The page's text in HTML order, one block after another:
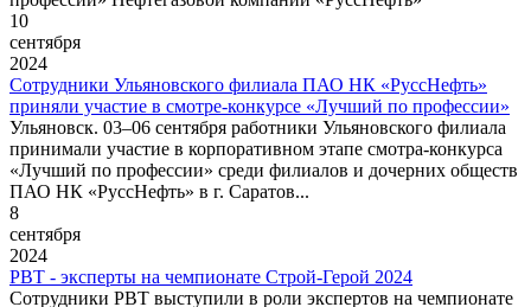
10
сентября
2024
Сотрудники Ульяновского филиала ПАО НК «РуссНефть»
приняли участие в смотре-конкурсе «Лучший по профессии»
Ульяновск. 03–06 сентября работники Ульяновского филиала
принимали участие в корпоративном этапе смотра-конкурса
«Лучший по профессии» среди филиалов и дочерних обществ
ПАО НК «РуссНефть» в г. Саратов...
8
сентября
2024
РВТ - эксперты на чемпионате Строй-Герой 2024
Сотрудники РВТ выступили в роли экспертов на чемпионате